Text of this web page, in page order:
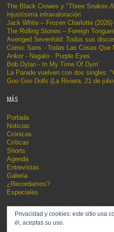
The Black Crowes y "Three Snakes
injustísima infravaloración
Jack White – Frozen Charlotte (2026)
The Rolling Stones – Foreign
Avenged Sevenfold: Todos sus
Comic Sans - Todas Las Cosas Que
Ankor - Nagato · Purple Eyes
Bob Dylan - In My Time Of Dyin'
La Parade vuelven con dos singles:
Goo Goo Dolls (La Riviera, 21 de
MÁS
Portada
Noticias
Crónicas
Críticas
Shorts
Agenda
Entrevistas
Galería
¿Recordamos?
Especiales
Privacidad y cookies: este sitio usa
él, aceptas su uso.